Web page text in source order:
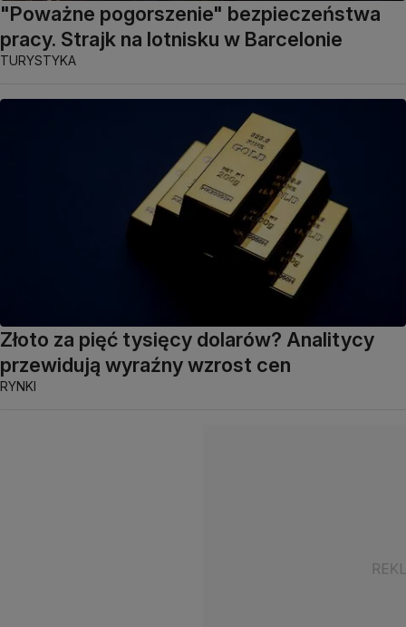
"Poważne pogorszenie" bezpieczeństwa
pracy. Strajk na lotnisku w Barcelonie
TURYSTYKA
Złoto za pięć tysięcy dolarów? Analitycy
przewidują wyraźny wzrost cen
RYNKI